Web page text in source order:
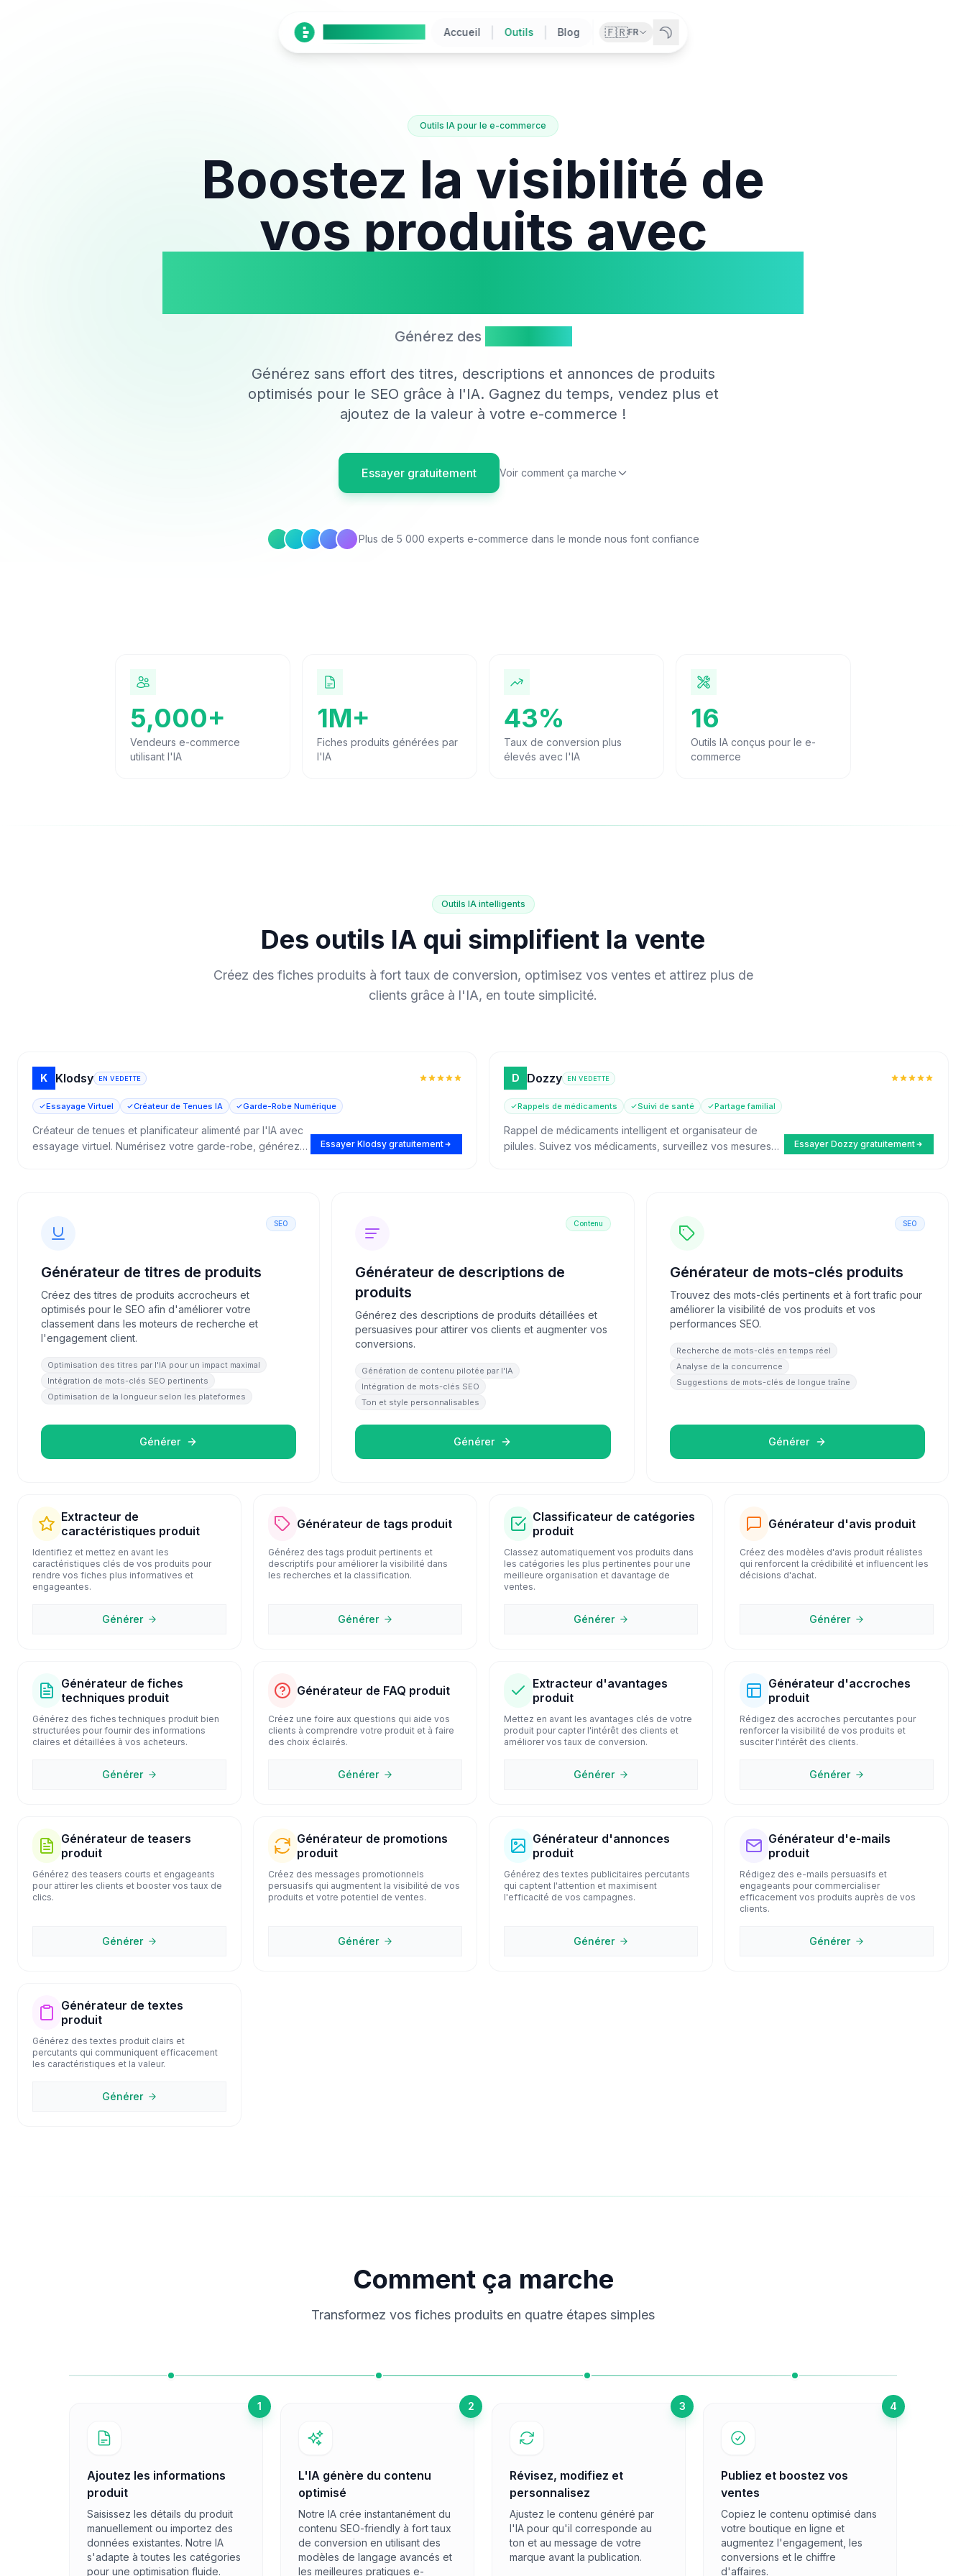
Accueil Outils Blog 🇫🇷FR
Outils IA pour le e-commerce
Boostez la visibilité de
vos produits avec
Générez des
Générez sans effort des titres, descriptions et annonces de produits
optimisés pour le SEO grâce à l'IA. Gagnez du temps, vendez plus et
ajoutez de la valeur à votre e-commerce !
Essayer gratuitement Voir comment ça marche
Plus de 5 000 experts e-commerce dans le monde nous font confiance
Vendeurs e-commerce utilisant l'IA
5,000+
Vendeurs e-commerce
utilisant l'IA
Fiches produits générées par l'IA
1M+
Fiches produits générées par
l'IA
Taux de conversion plus élevés avec l'IA
43%
Taux de conversion plus
élevés avec l'IA
Outils IA conçus pour le e-commerce
16
Outils IA conçus pour le e-
commerce
Outils IA intelligents
Des outils IA qui simplifient la vente
Créez des fiches produits à fort taux de conversion, optimisez vos ventes et attirez plus de
clients grâce à l'IA, en toute simplicité.
K Klodsy EN VEDETTE
Essayage Virtuel Créateur de Tenues IA Garde-Robe Numérique
Créateur de tenues et planificateur alimenté par l'IA avec
essayage virtuel. Numérisez votre garde-robe, générez
Essayer Klodsy gratuitement
D Dozzy EN VEDETTE
Rappels de médicaments Suivi de santé Partage familial
Rappel de médicaments intelligent et organisateur de
pilules. Suivez vos médicaments, surveillez vos mesures
Essayer Dozzy gratuitement
SEO
Générateur de titres de produits
Créez des titres de produits accrocheurs et
optimisés pour le SEO afin d'améliorer votre
classement dans les moteurs de recherche et
l'engagement client.
Optimisation des titres par l'IA pour un impact maximal
Intégration de mots-clés SEO pertinents
Optimisation de la longueur selon les plateformes
Générer
Contenu
Générateur de descriptions de
produits
Générez des descriptions de produits détaillées et
persuasives pour attirer vos clients et augmenter vos
conversions.
Génération de contenu pilotée par l'IA
Intégration de mots-clés SEO
Ton et style personnalisables
Générer
SEO
Générateur de mots-clés produits
Trouvez des mots-clés pertinents et à fort trafic pour
améliorer la visibilité de vos produits et vos
performances SEO.
Recherche de mots-clés en temps réel
Analyse de la concurrence
Suggestions de mots-clés de longue traîne
Générer
Extracteur de
caractéristiques produit
Identifiez et mettez en avant les
caractéristiques clés de vos produits pour
rendre vos fiches plus informatives et
engageantes.
Générer
Générateur de tags produit
Générez des tags produit pertinents et
descriptifs pour améliorer la visibilité dans
les recherches et la classification.
Générer
Classificateur de catégories
produit
Classez automatiquement vos produits dans
les catégories les plus pertinentes pour une
meilleure organisation et davantage de
ventes.
Générer
Générateur d'avis produit
Créez des modèles d'avis produit réalistes
qui renforcent la crédibilité et influencent les
décisions d'achat.
Générer
Générateur de fiches
techniques produit
Générez des fiches techniques produit bien
structurées pour fournir des informations
claires et détaillées à vos acheteurs.
Générer
Générateur de FAQ produit
Créez une foire aux questions qui aide vos
clients à comprendre votre produit et à faire
des choix éclairés.
Générer
Extracteur d'avantages
produit
Mettez en avant les avantages clés de votre
produit pour capter l'intérêt des clients et
améliorer vos taux de conversion.
Générer
Générateur d'accroches
produit
Rédigez des accroches percutantes pour
renforcer la visibilité de vos produits et
susciter l'intérêt des clients.
Générer
Générateur de teasers
produit
Générez des teasers courts et engageants
pour attirer les clients et booster vos taux de
clics.
Générer
Générateur de promotions
produit
Créez des messages promotionnels
persuasifs qui augmentent la visibilité de vos
produits et votre potentiel de ventes.
Générer
Générateur d'annonces
produit
Générez des textes publicitaires percutants
qui captent l'attention et maximisent
l'efficacité de vos campagnes.
Générer
Générateur d'e-mails
produit
Rédigez des e-mails persuasifs et
engageants pour commercialiser
efficacement vos produits auprès de vos
clients.
Générer
Générateur de textes
produit
Générez des textes produit clairs et
percutants qui communiquent efficacement
les caractéristiques et la valeur.
Générer
Comment ça marche
Transformez vos fiches produits en quatre étapes simples
Ajoutez les informations
produit
Saisissez les détails du produit
manuellement ou importez des
données existantes. Notre IA
s'adapte à toutes les catégories
pour une optimisation fluide.
1
L'IA génère du contenu
optimisé
Notre IA crée instantanément du
contenu SEO-friendly à fort taux
de conversion en utilisant des
modèles de langage avancés et
les meilleures pratiques e-
2
Révisez, modifiez et
personnalisez
Ajustez le contenu généré par
l'IA pour qu'il corresponde au
ton et au message de votre
marque avant la publication.
3
Publiez et boostez vos
ventes
Copiez le contenu optimisé dans
votre boutique en ligne et
augmentez l'engagement, les
conversions et le chiffre
d'affaires.
4